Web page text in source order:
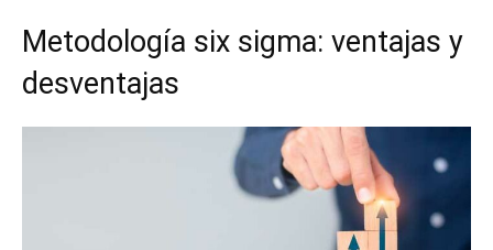
Metodología six sigma: ventajas y
desventajas